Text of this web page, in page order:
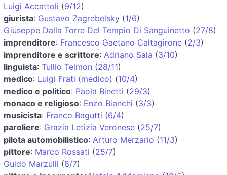
Luigi Accattoli (9/12)
giurista: Gustavo Zagrebelsky (1/6)
Giuseppe Dalla Torre Del Tempio Di Sanguinetto (27/8)
imprenditore: Francesco Gaetano Caltagirone (2/3)
imprenditore e scrittore: Adriano Sala (3/10)
linguista: Tullio Telmon (28/11)
medico: Luigi Frati (medico) (10/4)
medico e politico: Paola Binetti (29/3)
monaco e religioso: Enzo Bianchi (3/3)
musicista: Franco Bagutti (6/4)
paroliere: Grazia Letizia Veronese (25/7)
pilota automobilistico: Arturo Merzario (11/3)
pittore: Marco Rossati (25/7)
Guido Marzulli (8/7)